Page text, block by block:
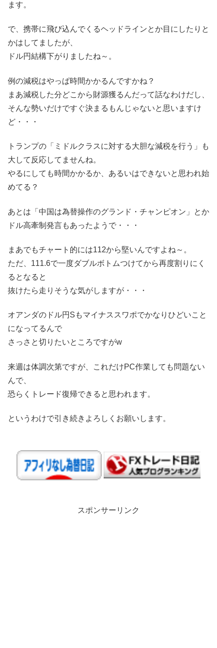
ます。
で、携帯に飛び込んでくるヘッドラインとか目にしたりと
かはしてましたが、
ドル円結構下がりましたね～。
例の減税はやっぱ時間かかるんですかね？
まあ減税した分どこから財源獲るんだって話なわけだし、
そんな勢いだけですぐ決まるもんじゃないと思いますけ
ど・・・
トランプの「ミドルクラスに対する大胆な減税を行う」も
大して反応してませんね。
やるにしても時間かかるか、あるいはできないと思われ始
めてる？
あとは「中国は為替操作のグランド・チャンピオン」とか
ドル高牽制発言もあったようで・・・
まあでもチャート的には112から堅いんですよね～。
ただ、111.6で一度ダブルボトムつけてから再度割りにく
るとなると
抜けたら走りそうな気がしますが・・・
オアンダのドル円Sもマイナススワポでかなりひどいこと
になってるんで
さっさと切りたいところですがw
来週は体調次第ですが、これだけPC作業しても問題ない
んで、
恐らくトレード復帰できると思われます。
というわけで引き続きよろしくお願いします。
スポンサーリンク